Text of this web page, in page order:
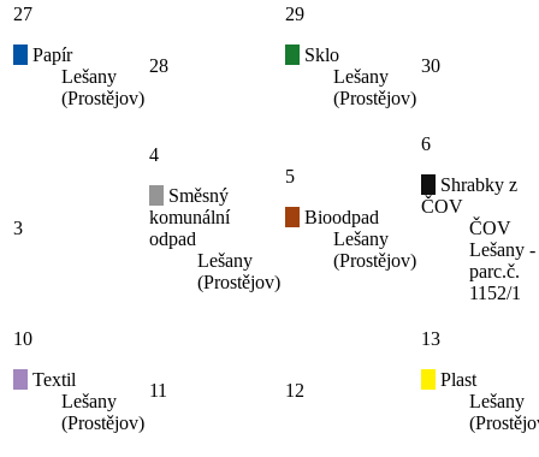
27
Papír
Lešany
(Prostějov)
28
29
Sklo
Lešany
(Prostějov)
30
3
4
Směsný
komunální
odpad
Lešany
(Prostějov)
5
Bioodpad
Lešany
(Prostějov)
6
Shrabky z
ČOV
ČOV
Lešany -
parc.č.
1152/1
10
Textil
Lešany
(Prostějov)
11 12
13
Plast
Lešany